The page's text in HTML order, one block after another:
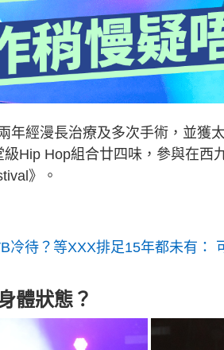
年經漫長治療及多次手術，並獲
Hip Hop組合廿四味，參與在西
》。
冷待？等XXX排足15年都未有：
體狀態？